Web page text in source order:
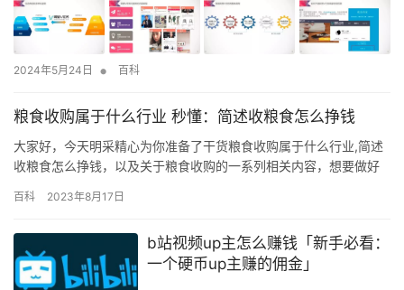
2024年5月24日 • 百科
粮食收购属于什么行业 秒懂：简述收粮食怎么挣钱
大家好，今天明采精心为你准备了干货粮食收购属于什么行业,简述
收粮食怎么挣钱，以及关于粮食收购的一系列相关内容，想要做好
场交易情况如何，丰收后的粮食怎么卖，种粮食的农民收获又如
价格均有上涨。今日（10月27日），国家粮食和物资储备局粮食储
备…
百科 2023年8月17日
b站视频up主怎么赚钱「新手必看：
一个硬币up主赚的佣金」